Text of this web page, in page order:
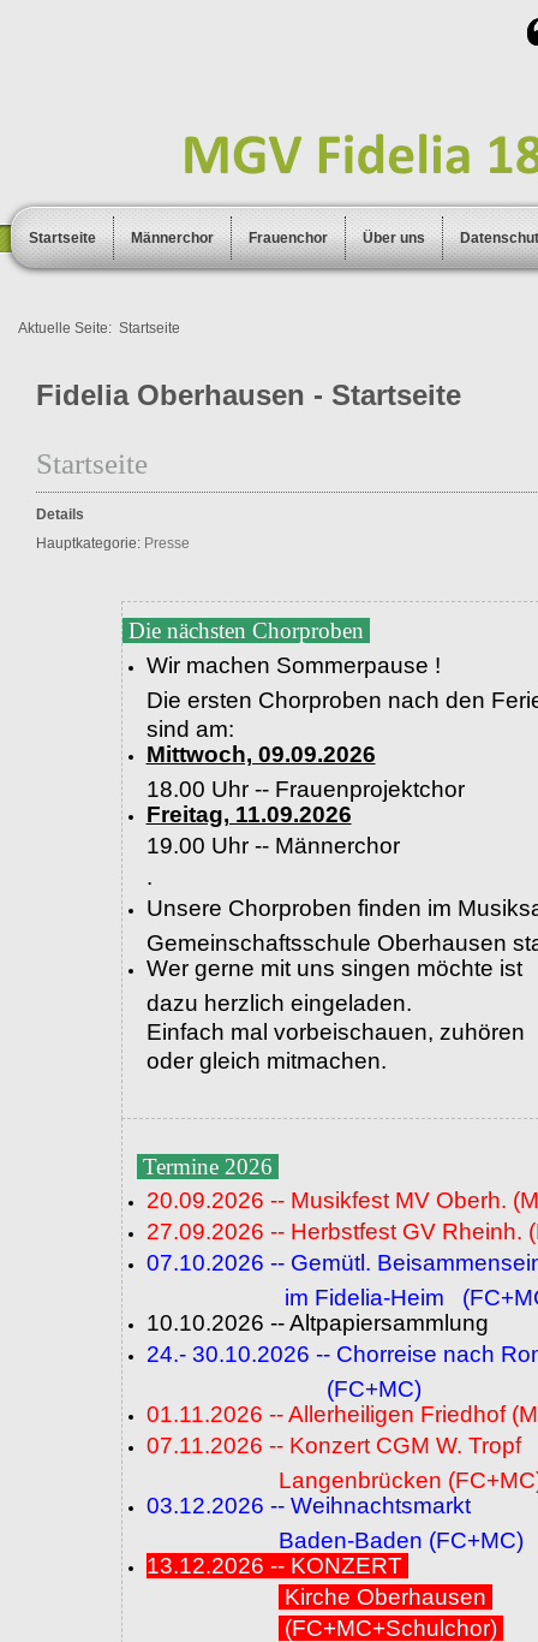
Startseite Männerchor Frauenchor Über uns
Aktuelle Seite: Startseite
Fidelia Oberhausen - Startseite
Startseite
Details
Hauptkategorie: Presse
Die nächsten Chorproben
Wir machen Sommerpause !
Die ersten Chorproben nach den
sind am:
Mittwoch, 09.09.2026
18.00 Uhr -- Frauenprojektchor
Freitag, 11.09.2026
19.00 Uhr -- Männerchor
.
Unsere Chorproben finden im
Gemeinschaftsschule Oberhausen
Wer gerne mit uns singen möchte ist
dazu herzlich eingeladen.
Einfach mal vorbeischauen, zuhören
oder gleich mitmachen.
Termine 2026
20.09.2026 -- Musikfest MV Oberh.
27.09.2026 -- Herbstfest GV Rheinh.
07.10.2026 -- Gemütl.
im Fidelia-Heim
10.10.2026 -- Altpapiersammlung
24.- 30.10.2026 -- Chorreise nach
(FC+MC)
01.11.2026 -- Allerheiligen Friedhof
07.11.2026 -- Konzert CGM W. Tropf
Langenbrücken
03.12.2026 -- Weihnachtsmarkt
Baden-Baden (FC+MC)
13.12.2026 -- KONZERT
Kirche Oberhausen
(FC+MC+Schulchor)